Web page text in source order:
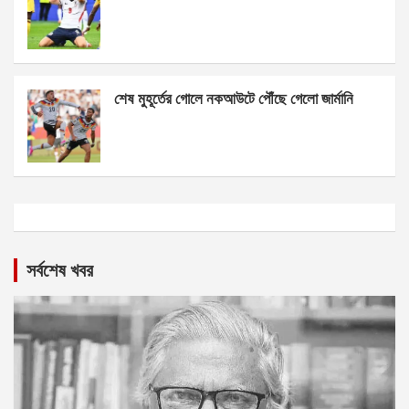
শেষ মুহূর্তের গোলে নকআউটে পৌঁছে গেলো জার্মানি
সর্বশেষ খবর